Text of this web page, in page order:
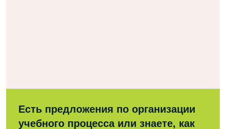
Есть предложения по организации
учебного процесса или знаете, как